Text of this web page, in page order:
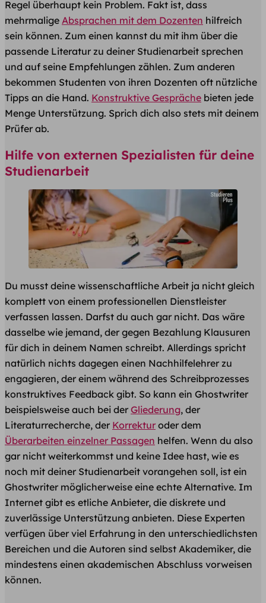
Regel überhaupt kein Problem. Fakt ist, dass
mehrmalige Absprachen mit dem Dozenten hilfreich
sein können. Zum einen kannst du mit ihm über die
passende Literatur zu deiner Studienarbeit sprechen
und auf seine Empfehlungen zählen. Zum anderen
bekommen Studenten von ihren Dozenten oft nützliche
Tipps an die Hand. Konstruktive Gespräche bieten jede
Menge Unterstützung. Sprich dich also stets mit deinem
Prüfer ab.
Hilfe von externen Spezialisten für deine
Studienarbeit
Du musst deine wissenschaftliche Arbeit ja nicht gleich
komplett von einem professionellen Dienstleister
verfassen lassen. Darfst du auch gar nicht. Das wäre
dasselbe wie jemand, der gegen Bezahlung Klausuren
für dich in deinem Namen schreibt. Allerdings spricht
natürlich nichts dagegen einen Nachhilfelehrer zu
engagieren, der einem während des Schreibprozesses
konstruktives Feedback gibt. So kann ein Ghostwriter
beispielsweise auch bei der Gliederung, der
Literaturrecherche, der Korrektur oder dem
Überarbeiten einzelner Passagen helfen. Wenn du also
gar nicht weiterkommst und keine Idee hast, wie es
noch mit deiner Studienarbeit vorangehen soll, ist ein
Ghostwriter möglicherweise eine echte Alternative. Im
Internet gibt es etliche Anbieter, die diskrete und
zuverlässige Unterstützung anbieten. Diese Experten
verfügen über viel Erfahrung in den unterschiedlichsten
Bereichen und die Autoren sind selbst Akademiker, die
mindestens einen akademischen Abschluss vorweisen
können.